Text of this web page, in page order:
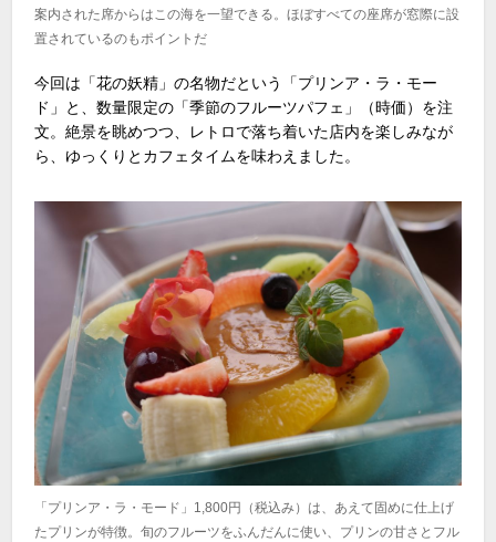
案内された席からはこの海を一望できる。ほぼすべての座席が窓際に設
置されているのもポイントだ
今回は「花の妖精」の名物だという「プリンア・ラ・モー
ド」と、数量限定の「季節のフルーツパフェ」（時価）を注
文。絶景を眺めつつ、レトロで落ち着いた店内を楽しみなが
ら、ゆっくりとカフェタイムを味わえました。
「プリンア・ラ・モード」1,800円（税込み）は、あえて固めに仕上げ
たプリンが特徴。旬のフルーツをふんだんに使い、プリンの甘さとフル